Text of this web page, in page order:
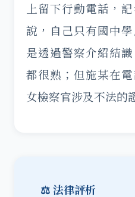
上留下行動電話，
說，自己只有國中
是透過警察介紹結
都很熟；但施某在
女檢察官涉及不法的
⚖️ 法律評析